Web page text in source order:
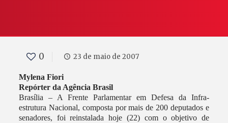
0 23 de maio de 2007
Mylena Fiori
Repórter da Agência Brasil
Brasília – A Frente Parlamentar em Defesa da Infra-
estrutura Nacional, composta por mais de 200 deputados e
senadores, foi reinstalada hoje (22) com o objetivo de